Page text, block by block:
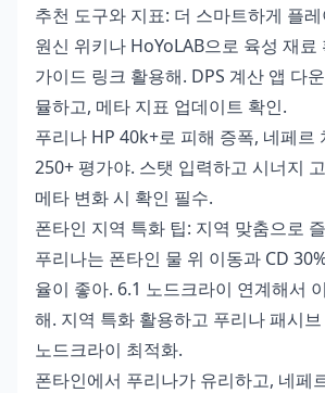
추천 도구와 지표: 더 스마트하게 플레
원신 위키나 HoYoLAB으로 육성 재료
가이드 링크 활용해. DPS 계산 앱 다
뮬하고, 메타 지표 업데이트 확인.
푸리나 HP 40k+로 피해 증폭, 네페르
250+ 평가야. 스탯 입력하고 시너지
메타 변화 시 확인 필수.
폰타인 지역 특화 팁: 지역 맞춤으로
푸리나는 폰타인 물 위 이동과 CD
율이 좋아. 6.1 노드크라이 연계해서
해. 지역 특화 활용하고 푸리나 패시
노드크라이 최적화.
폰타인에서 푸리나가 유리하고, 네페